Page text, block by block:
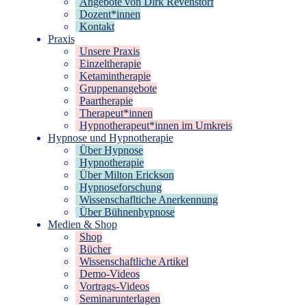
Dozent*innen
Kontakt
Praxis
Unsere Praxis
Einzeltherapie
Ketamintherapie
Gruppenangebote
Paartherapie
Therapeut*innen
Hypnotherapeut*innen im Umkreis
Hypnose und Hypnotherapie
Über Hypnose
Hypnotherapie
Über Milton Erickson
Hypnoseforschung
Wissenschafltiche Anerkennung
Über Bühnenhypnose
Medien & Shop
Shop
Bücher
Wissenschaftliche Artikel
Demo-Videos
Vortrags-Videos
Seminarunterlagen